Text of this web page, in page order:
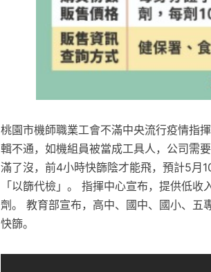
桃園市機師職業工會不滿中央流行疫情指
輯不通，如機組員被當成工具人，公司需
滿了沒，前4小時快篩陰才能飛，預計5月
「以篩代檢」。 指揮中心宣布，提供低
劑。 教育部宣布，高中、國中、國小、五
快篩。